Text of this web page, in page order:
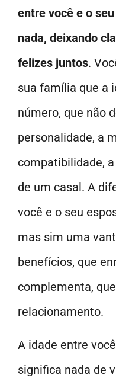
entre você e o
nada, deixando
felizes juntos.
sua família que a
número, que não
personalidade, a
compatibilidade,
de um casal. A
você e o seu
mas sim uma
benefícios, que
complementa,
relacionamento.
A idade entre
significa nada de